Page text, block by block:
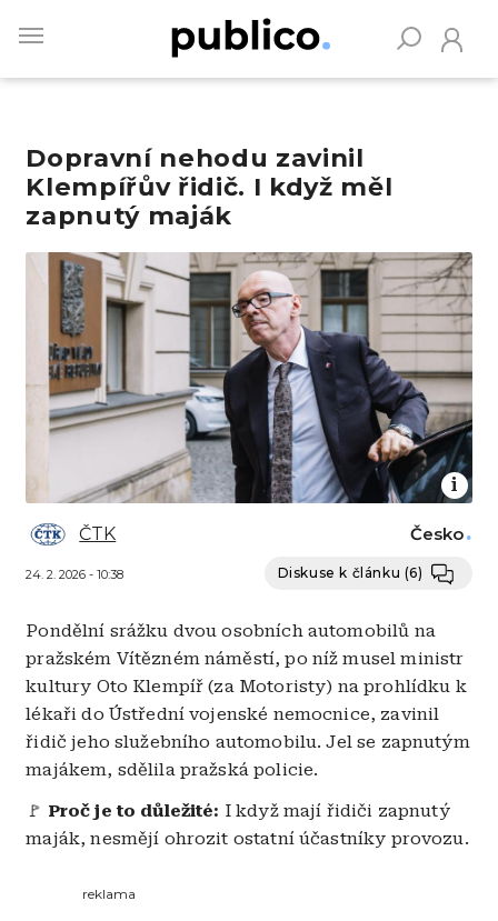
main
Dopravní nehodu zavinil
Klempířův řidič. I když měl
zapnutý maják
Obrázek
ČTK
24. 2. 2026 - 10:38
Česko
Diskuse k článku (6)
Pondělní srážku dvou osobních automobilů na
pražském Vítězném náměstí, po níž musel ministr
kultury Oto Klempíř (za Motoristy) na prohlídku k
lékaři do Ústřední vojenské nemocnice, zavinil
řidič jeho služebního automobilu. Jel se zapnutým
majákem, sdělila pražská policie.
🚩 Proč je to důležité: I když mají řidiči zapnutý
maják, nesmějí ohrozit ostatní účastníky provozu.
reklama
Vyhledávejte na Publiku